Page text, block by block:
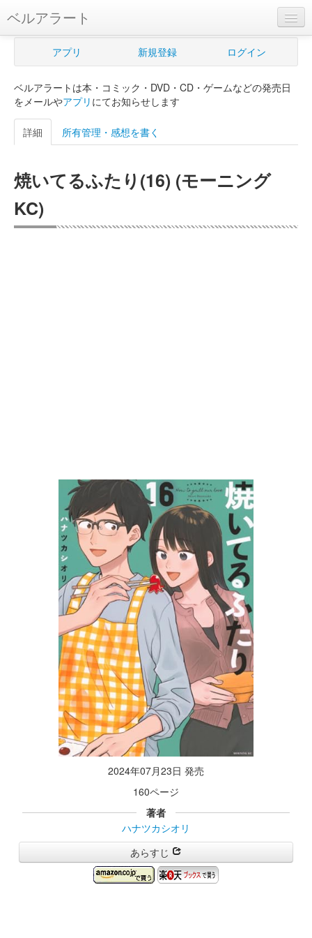
ベルアラート
ベルアラートとは
新規登録
ログイン
購入管理
Myシェルフ
アプリ 新規登録 ログイン
ベルアラートは本・コミック・DVD・CD・ゲームなどの発売日
をメールやアプリ にてお知らせします
詳細 所有管理・感想を書く
焼いてるふたり(16) (モーニング
KC)
2024年07月23日 発売
160ページ
著者
ハナツカシオリ
あらすじ